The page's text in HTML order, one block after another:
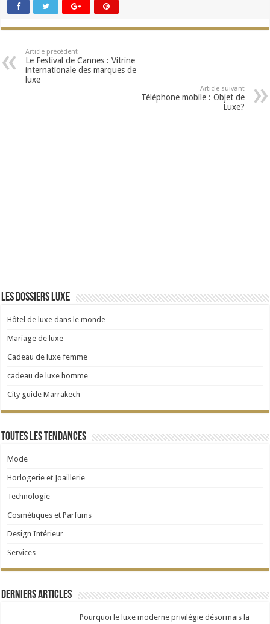
Article précédent
Le Festival de Cannes : Vitrine
internationale des marques de
luxe
Article suivant
Téléphone mobile : Objet de
Luxe?
Les dossiers luxe
Hôtel de luxe dans le monde
Mariage de luxe
Cadeau de luxe femme
cadeau de luxe homme
City guide Marrakech
Toutes les tendances
Mode
Horlogerie et Joaillerie
Technologie
Cosmétiques et Parfums
Design Intérieur
Services
Derniers articles
Pourquoi le luxe moderne privilégie désormais la